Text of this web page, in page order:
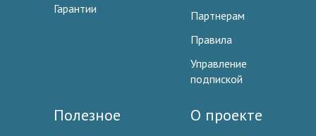
Гарантии
Партнерам
Правила
Управление
подпиской
Полезное О проекте